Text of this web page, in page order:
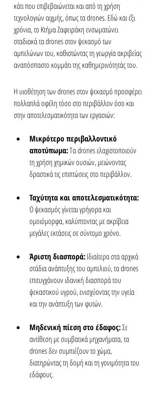
κάτι που επιβεβαιώνεται και από τη χρήση
τεχνολογιών αιχμής, όπως τα drones. Εδώ και έξι
χρόνια, το Κτήμα Ζαφειράκη ενσωματώνει
σταδιακά τα drones στον ψεκασμό των
αμπελώνων του, καθιστώντας τη γεωργία ακριβείας
αναπόσπαστο κομμάτι της καθημερινότητάς του.
Η υιοθέτηση των drones στον ψεκασμό προσφέρει
πολλαπλά οφέλη τόσο στο περιβάλλον όσο και
στην αποτελεσματικότητα των εργασιών:
Μικρότερο περιβαλλοντικό
αποτύπωμα: Τα drones ελαχιστοποιούν
τη χρήση χημικών ουσιών, μειώνοντας
δραστικά τις επιπτώσεις στο περιβάλλον.
Ταχύτητα και αποτελεσματικότητα:
Ο ψεκασμός γίνεται γρήγορα και
ομοιόμορφα, καλύπτοντας με ακρίβεια
μεγάλες εκτάσεις σε σύντομο χρόνο.
Άριστη διασπορά: Ιδιαίτερα στα αρχικά
στάδια ανάπτυξης του αμπελιού, τα drones
επιτυγχάνουν ιδανική διασπορά του
ψεκαστικού υγρού, ενισχύοντας την υγεία
και την ανάπτυξη των φυτών.
Μηδενική πίεση στο έδαφος: Σε
αντίθεση με συμβατικά μηχανήματα, τα
drones δεν συμπιέζουν το χώμα,
διατηρώντας τη δομή και τη γονιμότητα του
εδάφους.